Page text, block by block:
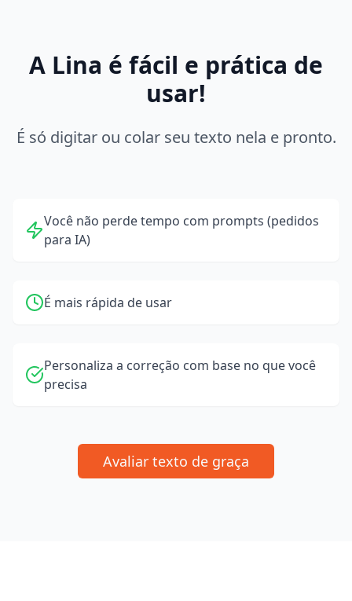
A Lina é fácil e prática de
usar!
É só digitar ou colar seu texto nela e pronto.
Você não perde tempo com prompts (pedidos
para IA)
É mais rápida de usar
Personaliza a correção com base no que você
precisa
Avaliar texto de graça